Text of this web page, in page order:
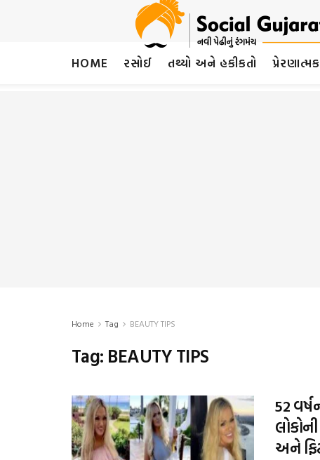
HOME રસોઈ તથ્યો અને હકીકતો પ્રેરણાત્મક
Home Tag BEAUTY TIPS
Tag: BEAUTY TIPS
52
અને